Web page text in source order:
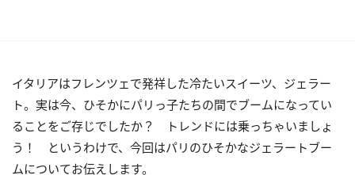
イタリアはフレンツェで発祥した冷たいスイーツ、ジェラー
ト。実は今、ひそかにパリっ子たちの間でブームになってい
ることをご存じでしたか？ トレンドには乗っちゃいましょ
う！ というわけで、今回はパリのひそかなジェラートブー
ムについてお伝えします。